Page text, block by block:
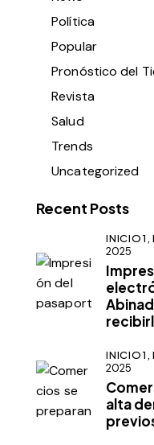
Política
Popular
Pronóstico del
Revista
Salud
Trends
Uncategorized
Recent Posts
INICIO1,
2025
INICIO1,
2025
alta